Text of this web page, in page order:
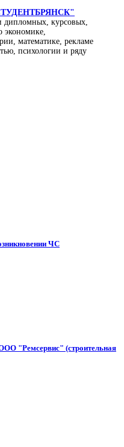
дипломных, курсовых,
экономике,
математике, рекламе
психологии и ряду
ЧС
"Ремсервис" (строительная